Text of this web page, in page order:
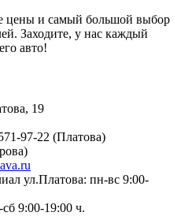
цены и самый большой выбор
Заходите, у нас каждый
авто!
19
97-22 (Платова)
ул.Платова: пн-вс 9:00-
9:00-19:00 ч.